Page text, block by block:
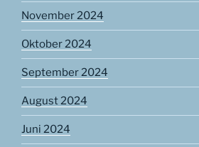
November 2024
Oktober 2024
September 2024
August 2024
Juni 2024